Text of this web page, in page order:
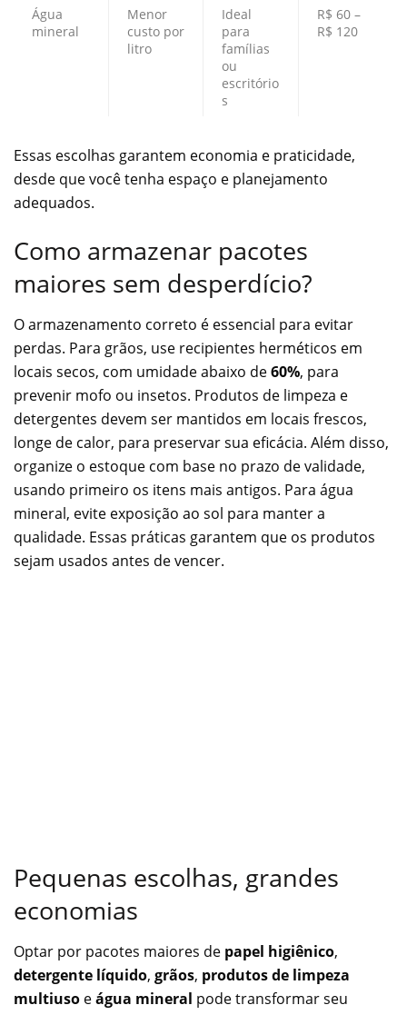
Água
mineral
Menor
custo por
litro
Ideal
para
famílias
ou
escritório
s
R$ 60 –
R$ 120
Essas escolhas garantem economia e praticidade,
desde que você tenha espaço e planejamento
adequados.
Como armazenar pacotes
maiores sem desperdício?
O armazenamento correto é essencial para evitar
perdas. Para grãos, use recipientes herméticos em
locais secos, com umidade abaixo de60%, para
prevenir mofo ou insetos. Produtos de limpeza e
detergentes devem ser mantidos em locais frescos,
longe de calor, para preservar sua eficácia. Além disso,
organize o estoque com base no prazo de validade,
usando primeiro os itens mais antigos. Para água
mineral, evite exposição ao sol para manter a
qualidade. Essas práticas garantem que os produtos
sejam usados antes de vencer.
Pequenas escolhas, grandes
economias
Optar por pacotes maiores de papel higiênico,
detergente líquido, grãos, produtos de limpeza
multiuso eágua mineral pode transformar seu